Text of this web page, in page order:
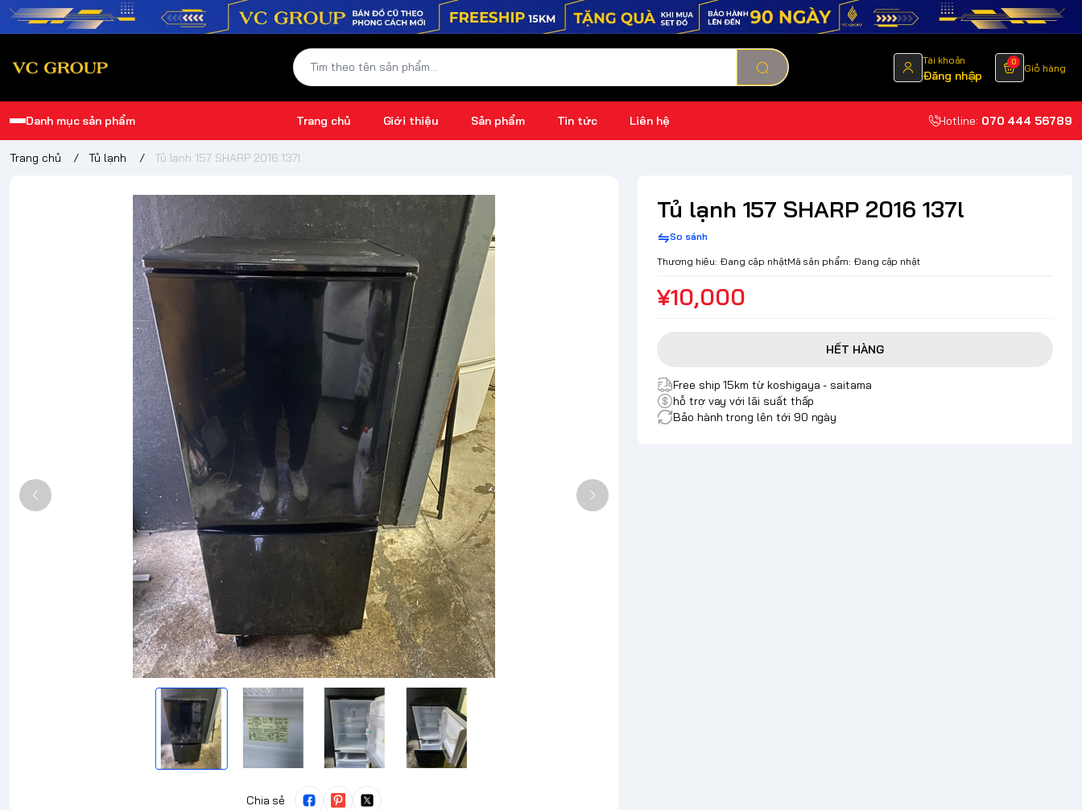
Tài khoản
Đăng nhập
0
Giỏ hàng
Danh mục sản phẩm Trang chủ Giới thiệu Sản phẩm Tin tức Liên hệ Hotline: 070 444 56789
Trang chủ / Tủ lạnh / Tủ lạnh 157 SHARP 2016 137l
Chia sẻ
Tủ lạnh 157 SHARP 2016 137l
So sánh
Thương hiệu: Đang cập nhậtMã sản phẩm: Đang cập nhật
¥10,000
HẾT HÀNG
Free ship 15km từ koshigaya - saitama
hỗ trợ vay với lãi suất thấp
Bảo hành trong lên tới 90 ngày